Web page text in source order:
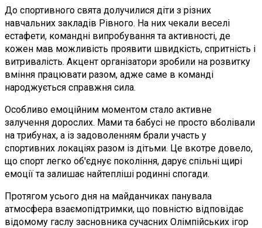
До спортивного свята долучилися діти з різних
навчальних закладів Рівного. На них чекали веселі
естафети, командні випробування та активності, де
кожен мав можливість проявити швидкість, спритність і
витривалість. Акцент організатори зробили на розвитку
вміння працювати разом, адже саме в команді
народжується справжня сила.
Особливо емоційним моментом стало активне
залучення дорослих. Мами та бабусі не просто вболівали
на трибунах, а із задоволенням брали участь у
спортивних локаціях разом із дітьми. Це вкотре довело,
що спорт легко об'єднує покоління, дарує спільні щирі
емоції та залишає найтепліші родинні спогади.
Протягом усього дня на майданчиках панувала
атмосфера взаємопідтримки, що повністю відповідає
відомому гаслу засновника сучасних Олімпійських ігор